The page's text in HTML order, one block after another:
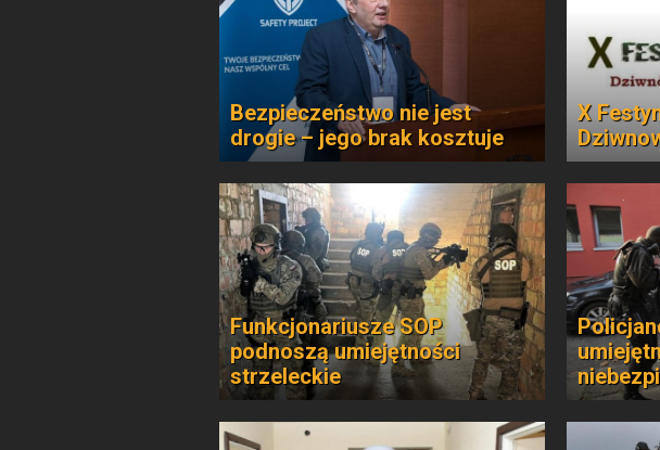
Bezpieczeństwo nie jest
drogie – jego brak kosztuje
X
Funkcjonariusze SOP
podnoszą umiejętności
strzeleckie